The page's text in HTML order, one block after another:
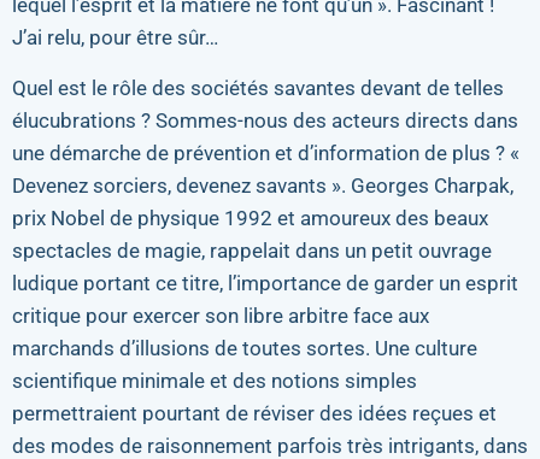
lequel l’esprit et la matière ne font qu’un ». Fascinant !
J’ai relu, pour être sûr…
Quel est le rôle des sociétés savantes devant de telles
élucubrations ? Sommes-nous des acteurs directs dans
une démarche de prévention et d’information de plus ? «
Devenez sorciers, devenez savants ». Georges Charpak,
prix Nobel de physique 1992 et amoureux des beaux
spectacles de magie, rappelait dans un petit ouvrage
ludique portant ce titre, l’importance de garder un esprit
critique pour exercer son libre arbitre face aux
marchands d’illusions de toutes sortes. Une culture
scientifique minimale et des notions simples
permettraient pourtant de réviser des idées reçues et
des modes de raisonnement parfois très intrigants, dans